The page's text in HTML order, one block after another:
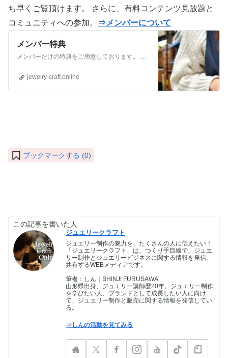
ち早くご覧頂けます。 さらに、有料コンテンツ見放題と
コミュニティへの参加。
⇒メンバーについて
メンバー特典
メンバーだけの特典をご用意しております。 ぜひご活用頂き、ご自身の活動に役立てて下さい。 ⇒メンバーについて詳しく見てみる メンバーになる （） ①有料コンテンツが見放題！ ジュエリー制作に関する情報やビジネス情報やブランディングに関する情
jewelry-craft.online
ブックマークする (0)
この記事を書いた人
ジュエリークラフト
ジュエリー制作の魅力を、たくさんの人に伝えたい！
「ジュエリークラフト」は、つくり手目線で、ジュエ
リー制作とジュエリービジネスに関する情報を発信、
共有するWEBメディアです。
筆者：しん｜SHINJI FURUSAWA
山形県出身、ジュエリー講師歴20年。ジュエリー制作
を学びたい人、ブランドとして成長したい人に向け
て、ジュエリー制作と販売に関する情報を発信してい
る。
⇒しんの活動を見てみる